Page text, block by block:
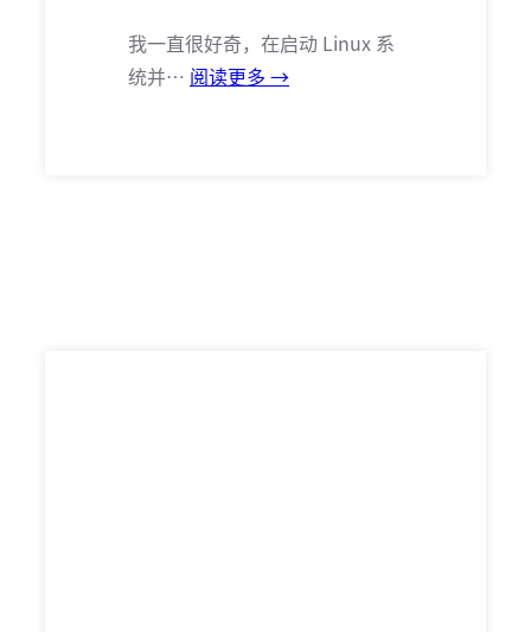
我一直很好奇，在启动 Linux 系
统并… 阅读更多 →